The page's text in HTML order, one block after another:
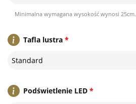
Minimalna wymagana wysokość wynosi 25cm.
*
Tafla lustra
Standard
*
Podświetlenie LED